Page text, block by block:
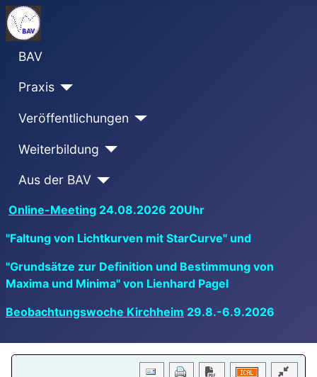
BAV
Praxis
Veröffentlichungen
Weiterbildung
Aus der BAV
Online-Meeting 24.08.2026 20Uhr
"Faltung von Lichtkurven mit StarCurve" und
"Grundsätze zur Definition und Bestimmung von
Maxima und Minima" von Lienhard Pagel
Beobachtungswoche Kirchheim 29.8.-6.9.2026
Download PDF